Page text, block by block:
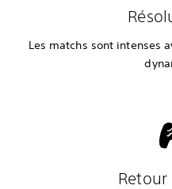
Les matchs sont intenses